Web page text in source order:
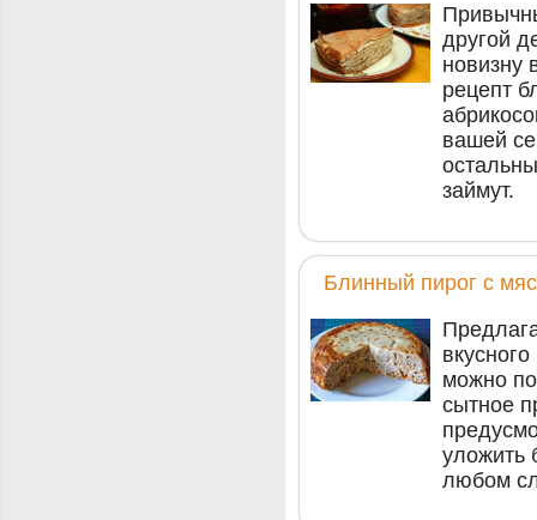
другой
новизну
рецепт
вашей
займут.
Блинный пирог с
можно
сытное
уложить
любом